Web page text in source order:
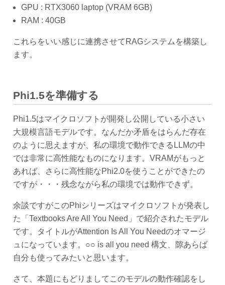
GPU : RTX3060 laptop (VRAM 6GB)
RAM : 40GB
これらをいい感じに連携させてRAGシステムを構築し
ます。
Phi1.5を準備する
Phi1.5はマイクロソフトが開発し公開している小さい
大規模言語モデルです。なんだか矛盾をはらんだ存在
のように思えますが、私の環境で動作できるLLMの中
では非常に高性能なものになります。VRAMがもっと
あれば、さらに高性能なPhi2.0を使うことができたの
ですが・・・残念ながら私の環境では動作できず。
余談ですがこのPhiシリーズはマイクロソフトが発表し
た「Textbooks Are All You Need」で紹介されたモデル
です。タイトルがAttention Is All You Needのオマージ
ュになっています。○○ is all you need 構文、隙あらば
自分も使ってみたいと思います。
さて、本題にもどりましてこのモデルの動作確認をし